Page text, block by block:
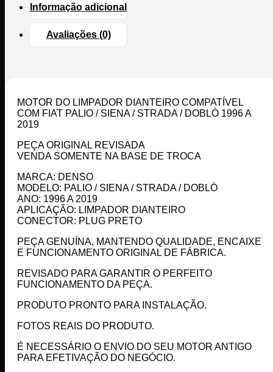
Informação adicional
Avaliações (0)
MOTOR DO LIMPADOR DIANTEIRO COMPATÍVEL
COM FIAT PALIO / SIENA / STRADA / DOBLÒ 1996 A
2019
PEÇA ORIGINAL REVISADA
VENDA SOMENTE NA BASE DE TROCA
MARCA: DENSO
MODELO: PALIO / SIENA / STRADA / DOBLÒ
ANO: 1996 A 2019
APLICAÇÃO: LIMPADOR DIANTEIRO
CONECTOR: PLUG PRETO
PEÇA GENUÍNA, MANTENDO QUALIDADE, ENCAIXE
E FUNCIONAMENTO ORIGINAL DE FÁBRICA.
REVISADO PARA GARANTIR O PERFEITO
FUNCIONAMENTO DA PEÇA.
PRODUTO PRONTO PARA INSTALAÇÃO.
FOTOS REAIS DO PRODUTO.
É NECESSÁRIO O ENVIO DO SEU MOTOR ANTIGO
PARA EFETIVAÇÃO DO NEGÓCIO.